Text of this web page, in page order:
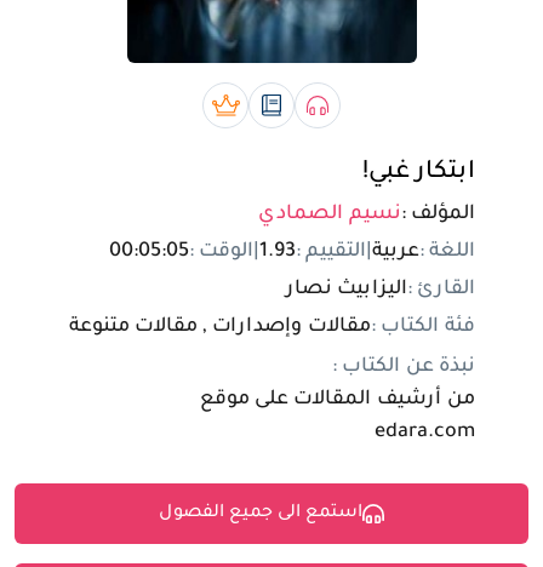
تسجيل الدخول
مستخدم جديد
صوتي bookرقمي bookبريميوم book
ابتكار غبي!
المؤلف :نسيم الصمادي
اللغة :عربية التقييم :1.93 الوقت :00:05:05
القارئ :اليزابيث نصار
فئة الكتاب :مقالات وإصدارات , مقالات متنوعة
نبذة عن الكتاب :
من أرشيف المقالات على موقع
edara.com
استمع الى جميع الفصول